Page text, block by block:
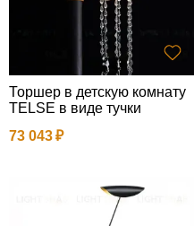
Торшер в детскую комнату
TELSE в виде тучки
73 043